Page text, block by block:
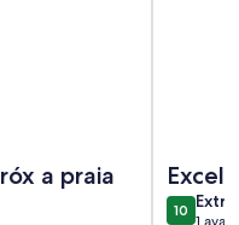
a praia
1010 de 10